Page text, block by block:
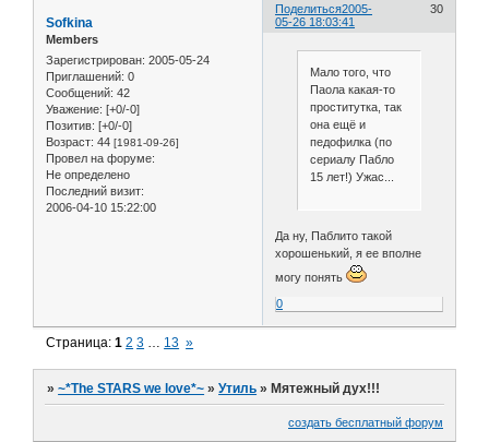
Поделиться 30
2005-
05-26 18:03:41
Sofkina
Members
Зарегистрирован: 2005-05-24
Приглашений: 0
Сообщений: 42
Уважение: [+0/-0]
Позитив: [+0/-0]
Возраст: 44 [1981-09-26]
Провел на форуме:
Не определено
Последний визит:
2006-04-10 15:22:00
Мало того, что
Паола какая-то
проститутка, так
она ещё и
педофилка (по
сериалу Пабло
15 лет!) Ужас...
Да ну, Паблито такой
хорошенький, я ее вполне
могу понять
0
Страница:1 2 3 … 13 »
»~*The STARS we love*~ »Утиль »Мятежный дух!!!
создать бесплатный форум